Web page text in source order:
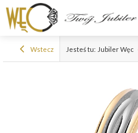
Wstecz Jesteś tu: Jubiler Węc